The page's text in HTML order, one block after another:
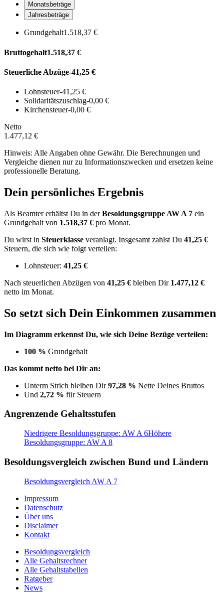
Monatsbeträge
Jahresbeträge
Grundgehalt1.518,37 €
Bruttogehalt1.518,37 €
Steuerliche Abzüge-41,25 €
Lohnsteuer-41,25 €
Solidaritätszuschlag-0,00 €
Kirchensteuer-0,00 €
Netto
1.477,12 €
Hinweis: Alle Angaben ohne Gewähr. Die Berechnungen und
Vergleiche dienen nur zu Informationszwecken und ersetzen keine
professionelle Beratung.
Dein persönliches Ergebnis
Als Beamter erhältst Du in derBesoldungsgruppe AW A 7 ein
Grundgehalt von 1.518,37 € pro Monat.
Du wirst in Steuerklasse veranlagt. Insgesamt zahlst Du 41,25 €
Steuern, die sich wie folgt verteilen:
Lohnsteuer: 41,25 €
Nach steuerlichen Abzügen von 41,25 € bleiben Dir 1.477,12 €
netto im Monat.
So setzt sich Dein Einkommen zusammen
Im Diagramm erkennst Du, wie sich Deine Bezüge verteilen:
100 % Grundgehalt
Das kommt netto bei Dir an:
Unterm Strich bleiben Dir97,28 % Nette Deines Bruttos
Und 2,72 % für Steuern
Angrenzende Gehaltsstufen
Niedrigere Besoldungsgruppe: AW A 6Höhere
Besoldungsgruppe: AW A 8
Besoldungsvergleich zwischen Bund und Ländern
Besoldungsvergleich AW A 7
Impressum
Datenschutz
Über uns
Disclaimer
Kontakt
Besoldungsvergleich
Alle Gehaltsrechner
Alle Gehaltstabellen
Ratgeber
News